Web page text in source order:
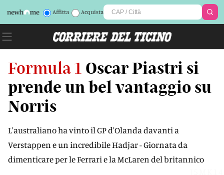
Affitta Acquista
Formula 1 Oscar Piastri si
prende un bel vantaggio su
Norris
L'australiano ha vinto il GP d'Olanda davanti a
Verstappen e un incredibile Hadjar - Giornata da
dimenticare per le Ferrari e la McLaren del britannico